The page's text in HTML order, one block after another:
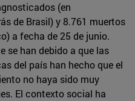
(en
de Brasil) y 8.761 muertos
a fecha de 25 de junio.
se han debido a que las
del país han hecho que el
no haya sido muy
El contexto social ha